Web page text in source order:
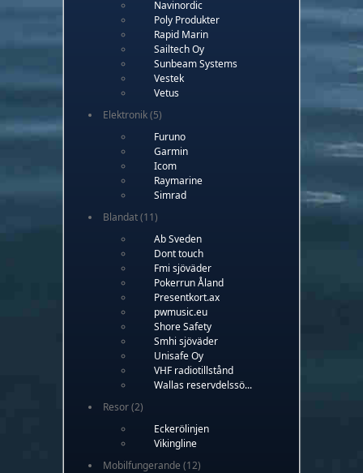
Navinordic
Poly Produkter
Rapid Marin
Sailtech Oy
Sunbeam Systems
Vestek
Vetus
Elektronik(5)
Furuno
Garmin
Icom
Raymarine
Simrad
Blandat(11)
Ab Sveden
Dont touch
Fmi sjöväder
Pokerrun Åland
Presentkort.ax
pwmusic.eu
Shore Safety
Smhi sjöväder
Unisafe Oy
VHF radiotillstånd
Wallas reservdelssö...
Resor(2)
Eckerölinjen
Vikingline
Mobilfungerande (12)